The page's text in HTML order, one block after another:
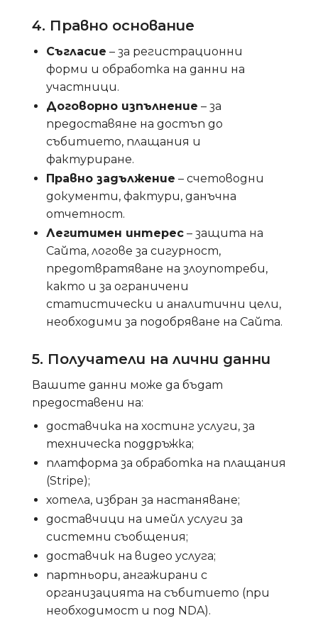
4. Правно основание
Съгласие – за регистрационни
форми и обработка на данни на
участници.
Договорно изпълнение – за
предоставяне на достъп до
събитието, плащания и
фактуриране.
Правно задължение – счетоводни
документи, фактури, данъчна
отчетност.
Легитимен интерес – защита на
Сайта, логове за сигурност,
предотвратяване на злоупотреби,
както и за ограничени
статистически и аналитични цели,
необходими за подобряване на Сайта.
5. Получатели на лични данни
Вашите данни може да бъдат
предоставени на:
доставчика на хостинг услуги, за
техническа поддръжка;
платформа за обработка на плащания
(Stripe);
хотела, избран за настаняване;
доставчици на имейл услуги за
системни съобщения;
доставчик на видео услуга;
партньори, ангажирани с
организацията на събитието (при
необходимост и под NDA).